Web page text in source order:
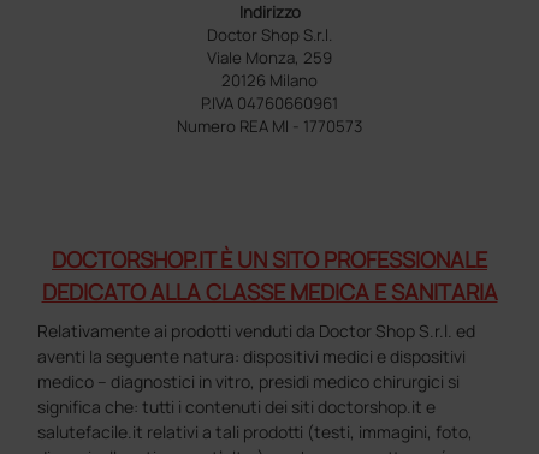
Indirizzo
Doctor Shop S.r.l.
Viale Monza, 259
20126 Milano
P.IVA 04760660961
Numero REA MI - 1770573
DOCTORSHOP.IT È UN SITO PROFESSIONALE
DEDICATO ALLA CLASSE MEDICA E SANITARIA
Relativamente ai prodotti venduti da Doctor Shop S.r.l. ed
aventi la seguente natura: dispositivi medici e dispositivi
medico – diagnostici in vitro, presidi medico chirurgici si
significa che: tutti i contenuti dei siti doctorshop.it e
salutefacile.it relativi a tali prodotti (testi, immagini, foto,